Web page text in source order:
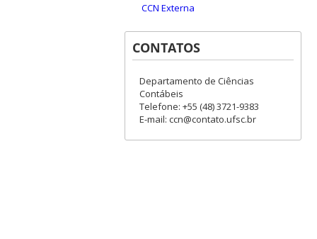
CCN Externa
CONTATOS
Departamento de Ciências
Contábeis
Telefone: +55 (48) 3721-9383
E-mail: ccn@contato.ufsc.br